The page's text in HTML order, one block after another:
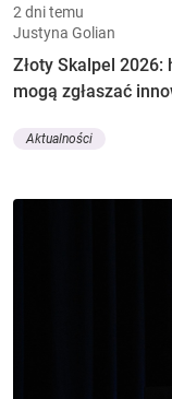
2 dni temu
Justyna Golian
Złoty Skalpel
mogą zgłaszać
Aktualności